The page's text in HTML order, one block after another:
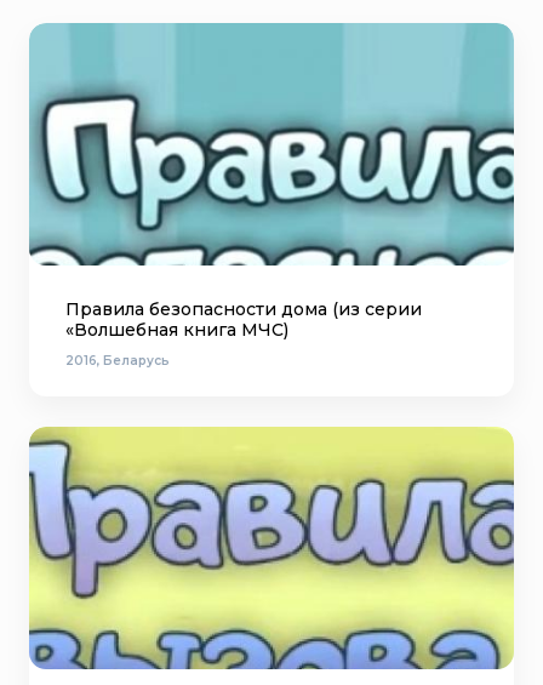
Правила безопасности дома (из серии
«Волшебная книга МЧС)
2016, Беларусь